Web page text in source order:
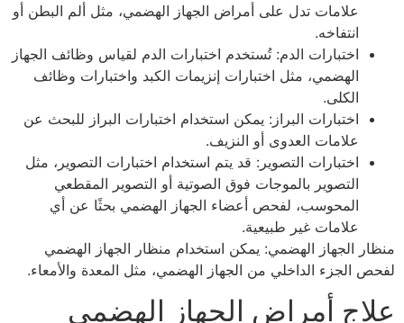
علامات تدل على أمراض الجهاز الهضمي، مثل ألم البطن أو
انتفاخه.
اختبارات الدم: تُستخدم اختبارات الدم لقياس وظائف الجهاز
الهضمي، مثل اختبارات إنزيمات الكبد واختبارات وظائف
الكلى.
اختبارات البراز: يمكن استخدام اختبارات البراز للبحث عن
علامات العدوى أو النزيف.
اختبارات التصوير: قد يتم استخدام اختبارات التصوير، مثل
التصوير بالموجات فوق الصوتية أو التصوير المقطعي
المحوسب، لفحص أعضاء الجهاز الهضمي بحثًا عن أي
علامات غير طبيعية.
منظار الجهاز الهضمي: يمكن استخدام منظار الجهاز الهضمي
لفحص الجزء الداخلي من الجهاز الهضمي، مثل المعدة والأمعاء.
علاج أمراض الجهاز الهضمي